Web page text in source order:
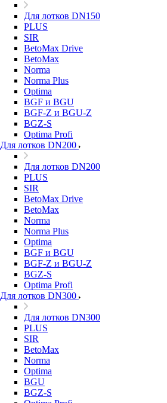
Для лотков DN150
PLUS
SIR
BetoMax Drive
BetoMax
Norma
Norma Plus
Optima
BGF и BGU
BGF-Z и BGU-Z
BGZ-S
Optima Profi
Для лотков DN200
Для лотков DN200
PLUS
SIR
BetoMax Drive
BetoMax
Norma
Norma Plus
Optima
BGF и BGU
BGF-Z и BGU-Z
BGZ-S
Optima Profi
Для лотков DN300
Для лотков DN300
PLUS
SIR
BetoMax
Norma
Optima
BGU
BGZ-S